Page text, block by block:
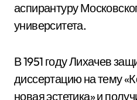
аспирантуру
университета.
В 1951 году Лихачев
диссертацию на тему
новая эстетика» и